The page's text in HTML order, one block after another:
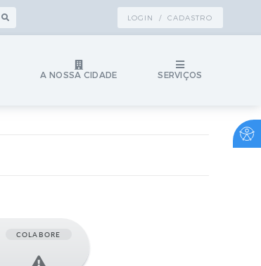
LOGIN / CADASTRO
A NOSSA CIDADE SERVIÇOS
COLABORE